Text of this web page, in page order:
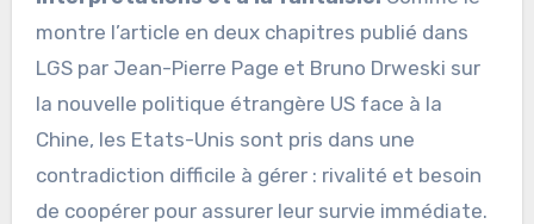
montre l’article en deux chapitres publié dans
LGS par Jean-Pierre Page et Bruno Drweski sur
la nouvelle politique étrangère US face à la
Chine, les Etats-Unis sont pris dans une
contradiction difficile à gérer : rivalité et besoin
de coopérer pour assurer leur survie immédiate.